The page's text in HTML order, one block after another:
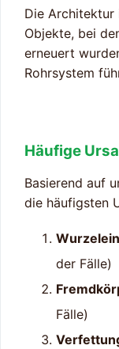
Die Architektur
Objekte, bei
erneuert
Rohrsystem
Häufige
Basierend auf
die häufigsten
der Fälle)
Fälle)